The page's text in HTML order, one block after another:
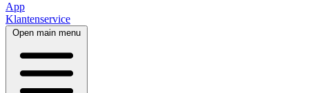
App
Klantenservice
Open main menu